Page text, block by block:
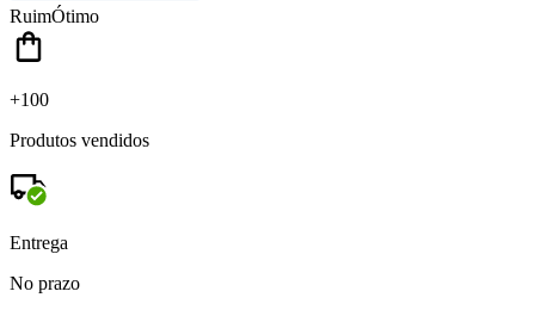
RuimÓtimo
+100
Produtos vendidos
Entrega
No prazo